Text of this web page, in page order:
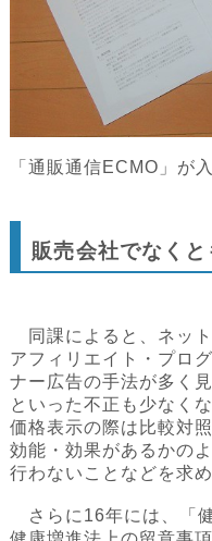
「通販通信ECMO」が
販売会社でなく
同課によると、ネット
アフィリエイト・プロ
ナー広告の手法が多く
といった不正も少なく
価格表示の際は比較対
効能・効果があるかの
行わないことなどを求め
さらに16年には、「